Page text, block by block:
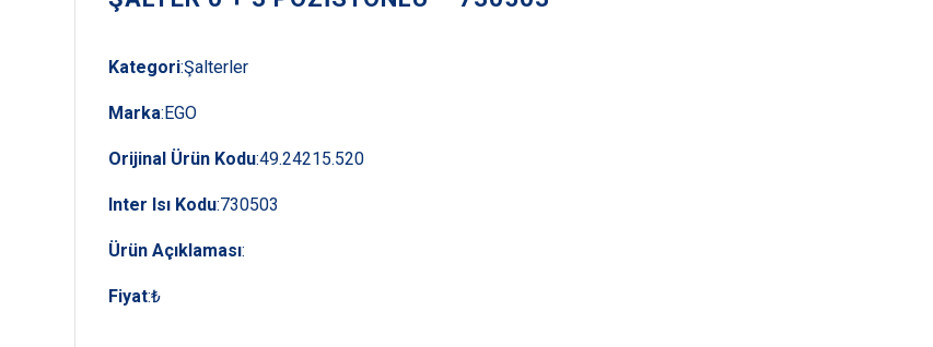
Kategori:Şalterler
Marka: EGO
Orijinal Ürün Kodu:49.24215.520
Inter Isı Kodu:730503
Ürün Açıklaması:
Fiyat:₺